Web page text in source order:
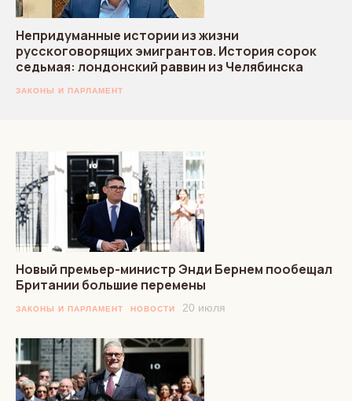
Непридуманные истории из жизни
русскоговорящих эмигрантов. История сорок
седьмая: лондонский раввин из Челябинска
ЗАКОНЫ И ПАРЛАМЕНТ
Новый премьер-министр Энди Бернем пообещал
Британии большие перемены
ЗАКОНЫ И ПАРЛАМЕНТ НОВОСТИ 20 июля